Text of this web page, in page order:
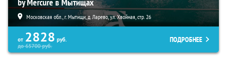
by Mercure в Мытищах
Московская обл., г. Мытищи, д. Ларево, ул. Хвойная, стр. 26
от 2828 руб.
до65700руб.
ПОДРОБНЕЕ